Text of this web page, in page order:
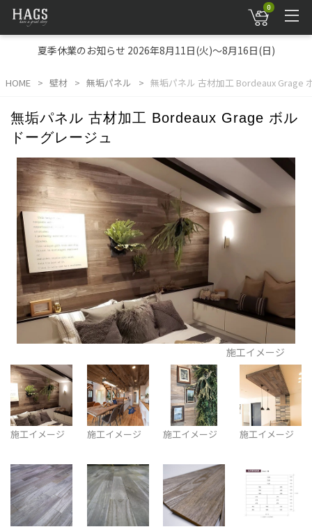
0
夏季休業のお知らせ 2026年8月11日(火)～8月16日(日)
HOME 壁材 無垢パネル 無垢パネル 古材加工 Bordeaux Grage
無垢パネル 古材加工 Bordeaux Grage ボル
ドーグレージュ
施工イメージ
施工イメージ 施工イメージ 施工イメージ 施工イメージ